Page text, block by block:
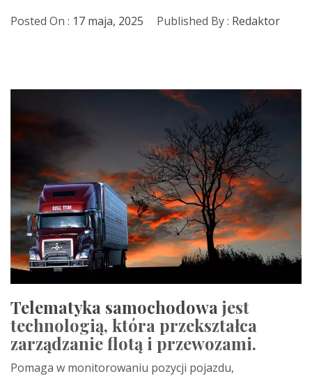
Posted On : 17 maja, 2025 Published By : Redaktor
Telematyka samochodowa jest
technologią, która przekształca
zarządzanie flotą i przewozami.
Pomaga w monitorowaniu pozycji pojazdu,